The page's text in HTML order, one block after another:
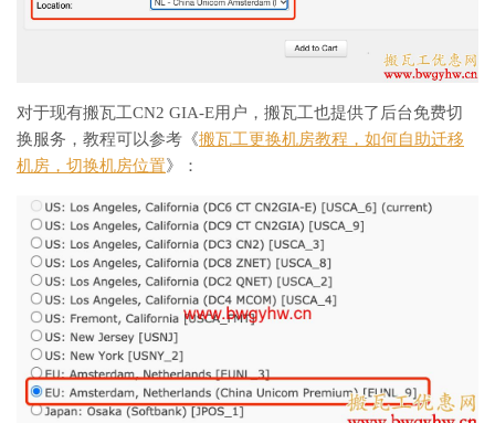
对于现有搬瓦工CN2 GIA-E用户，搬瓦工也提供了后台免费切
换服务，教程可以参考《搬瓦工更换机房教程，如何自助迁移
机房，切换机房位置》：